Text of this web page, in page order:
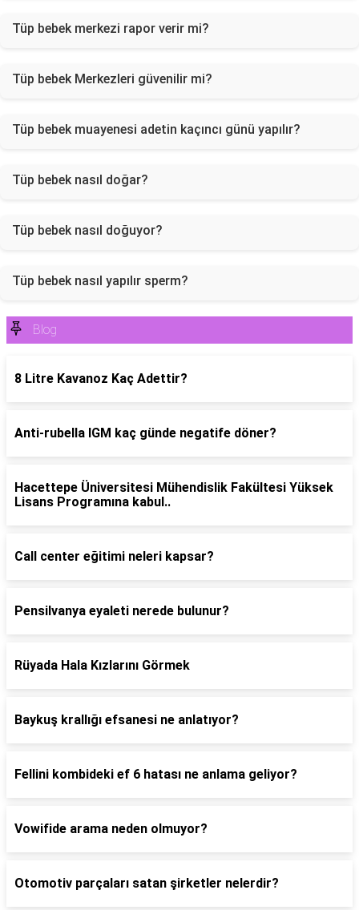
Tüp bebek merkezi rapor verir mi?
Tüp bebek Merkezleri güvenilir mi?
Tüp bebek muayenesi adetin kaçıncı günü yapılır?
Tüp bebek nasıl doğar?
Tüp bebek nasıl doğuyor?
Tüp bebek nasıl yapılır sperm?
Blog
8 Litre Kavanoz Kaç Adettir?
Anti-rubella IGM kaç günde negatife döner?
Hacettepe Üniversitesi Mühendislik Fakültesi Yüksek
Lisans Programına kabul..
Call center eğitimi neleri kapsar?
Pensilvanya eyaleti nerede bulunur?
Rüyada Hala Kızlarını Görmek
Baykuş krallığı efsanesi ne anlatıyor?
Fellini kombideki ef 6 hatası ne anlama geliyor?
Vowifide arama neden olmuyor?
Otomotiv parçaları satan şirketler nelerdir?